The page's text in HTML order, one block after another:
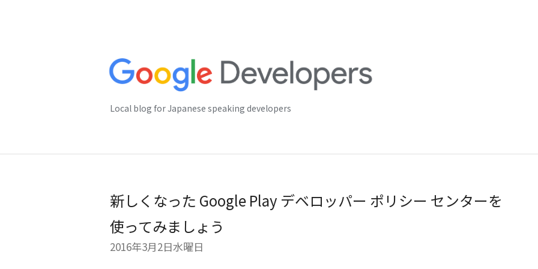
Local blog for Japanese speaking developers
新しくなった Google Play デベロッパー ポリシー センターを
使ってみましょう
2016年3月2日水曜日